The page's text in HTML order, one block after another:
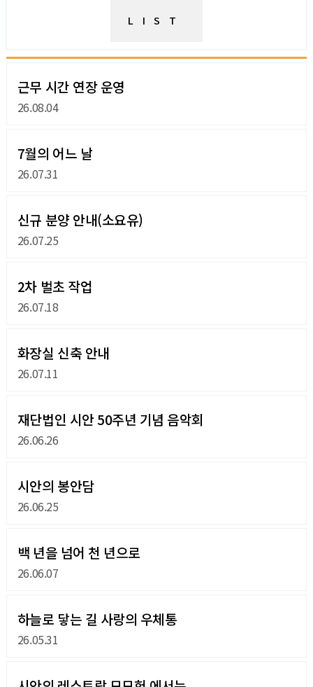
LIST
근무 시간 연장 운영
26.08.04
7월의 어느 날
26.07.31
신규 분양 안내(소요유)
26.07.25
2차 벌초 작업
26.07.18
화장실 신축 안내
26.07.11
재단법인 시안 50주년 기념 음악회
26.06.26
시안의 봉안담
26.06.25
백 년을 넘어 천 년으로
26.06.07
하늘로 닿는 길 사랑의 우체통
26.05.31